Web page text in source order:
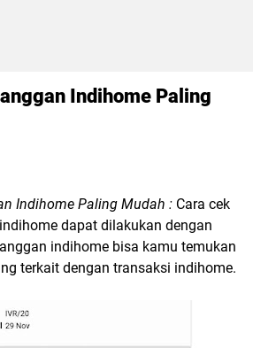
Indihome Paling
Indihome Paling Mudah : Cara cek
dapat dilakukan dengan
indihome bisa kamu temukan
terkait dengan transaksi indihome.